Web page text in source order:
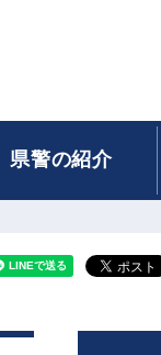
県警の紹介